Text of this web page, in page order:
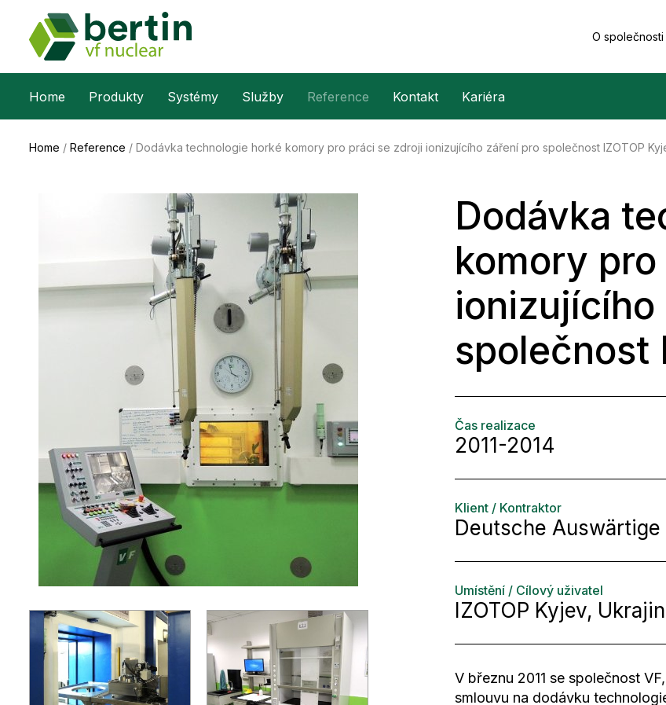
O společnosti
Home Produkty Systémy Služby Reference Kontakt Kariéra
Home / Reference / Dodávka technologie horké komory pro práci se zdroji ionizujícího záření pro společnost IZOTOP
Dodávka
komory
společnost
Čas realizace
2011-2014
Klient / Kontraktor
Deutsche
Umístění / Cílový uživatel
IZOTOP Kyjev,
V březnu 2011 se společnost
smlouvu na dodávku